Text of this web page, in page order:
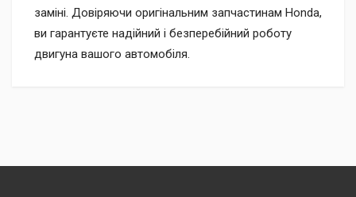
заміні. Довіряючи оригінальним запчастинам Honda,
ви гарантуєте надійний і безперебійний роботу
двигуна вашого автомобіля.